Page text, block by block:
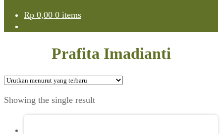
Rp 0,00 0 items
Prafita Imadianti
Showing the single result